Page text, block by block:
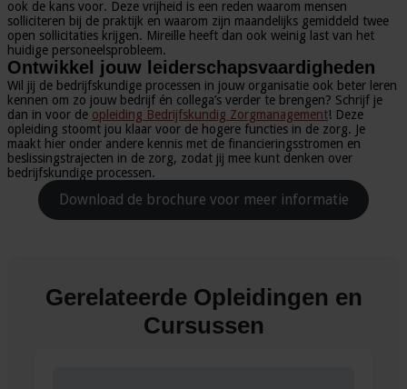
ook de kans voor. Deze vrijheid is een reden waarom mensen
solliciteren bij de praktijk en waarom zijn maandelijks gemiddeld twee
open sollicitaties krijgen. Mireille heeft dan ook weinig last van het
huidige personeelsprobleem.
Ontwikkel jouw leiderschapsvaardigheden
Wil jij de bedrijfskundige processen in jouw organisatie ook beter leren
kennen om zo jouw bedrijf én collega’s verder te brengen? Schrijf je
dan in voor de opleiding Bedrijfskundig Zorgmanagement! Deze
opleiding stoomt jou klaar voor de hogere functies in de zorg. Je
maakt hier onder andere kennis met de financieringsstromen en
beslissingstrajecten in de zorg, zodat jij mee kunt denken over
bedrijfskundige processen.
Download de brochure voor meer informatie
Gerelateerde Opleidingen en
Cursussen